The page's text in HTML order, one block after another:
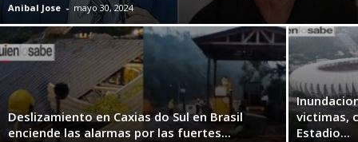
Anibal Jose - mayo 30, 2024
Deslizamiento en Caxias do Sul en Brasil
enciende las alarmas por las fuertes...
victimas,
Estadio...